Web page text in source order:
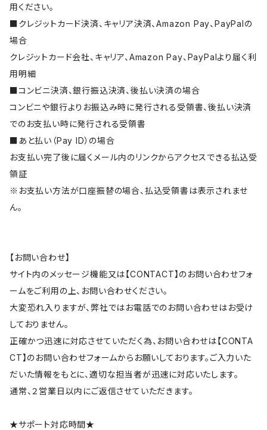
用ください。
■クレジットカード決済、キャリア決済、Amazon Pay、PayPalの
場合
クレジットカード会社、キャリア、Amazon Pay、PayPalより届く利
用明細
■コンビニ決済、銀行振込決済、後払い決済の場合
コンビニや銀行よりお振込み時に発行される受領書、後払い決済
でのお支払い時に発行される受領書
■あと払い（Pay ID）の場合
お支払い完了後に届くメール内のリンクからアクセスできる払込受
領証
※お支払い方法が口座振替の場合、払込受領書は表示されませ
ん。
【お問い合わせ】
サイト内のメッセージ機能又は【CONTACT】のお問い合わせフォ
ームをご利用の上、お問い合わせください。
大変恐れ入りますが、弊社ではお電話でのお問い合わせはお受け
しておりません。
正確かつ迅速に対応させていただく為、お問い合わせは【CONTA
CT】のお問い合わせフォームからお願いしております。ご入力いた
だいた情報をもとに、適切な担当者が迅速に対応いたします。
通常、２営業日以内にご返信させていただきます。
★サポート対応時間★